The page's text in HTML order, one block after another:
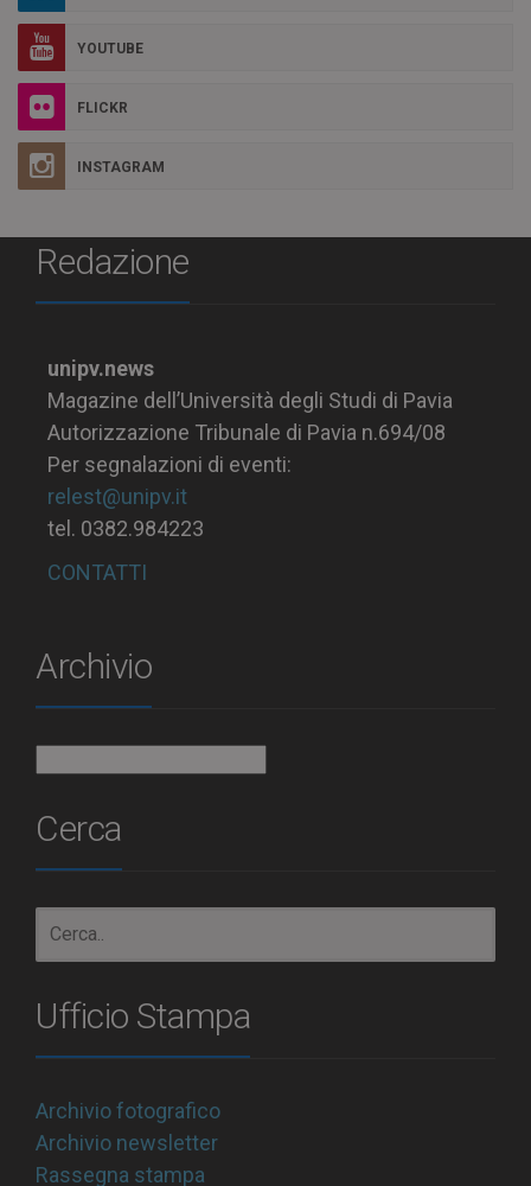
YOUTUBE
FLICKR
INSTAGRAM
Redazione
unipv.news
Magazine dell’Università degli Studi di Pavia
Autorizzazione Tribunale di Pavia n.694/08
Per segnalazioni di eventi:
relest@unipv.it
tel. 0382.984223
CONTATTI
Archivio
Cerca
Ufficio Stampa
Archivio fotografico
Archivio newsletter
Rassegna stampa